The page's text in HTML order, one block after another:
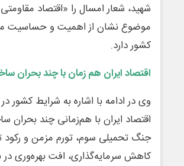
شهید، شعار امسال را «اقتصاد
موضوع نشان از اهمیت و حساسیت
کشور دارد.
اقتصاد ایران هم زمان با چند بحران
اقتصاد ایران با هم‌زمانی چند
جنگ تحمیلی سوم، تورم مزمن و رکود
کاهش سرمایه‌گذاری، افت بهره‌وری